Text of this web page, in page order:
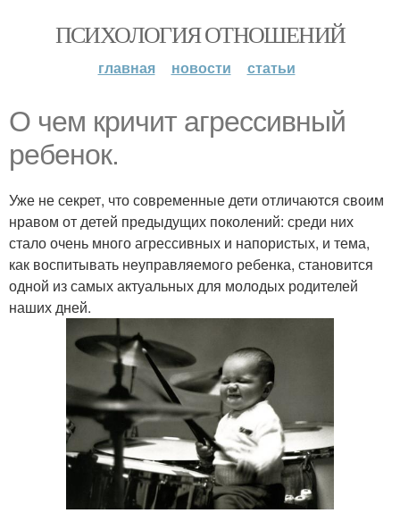
ПСИХОЛОГИЯ ОТНОШЕНИЙ
главная новости статьи
О чем кричит агрессивный
ребенок.
Уже не секрет, что современные дети отличаются своим
нравом от детей предыдущих поколений: среди них
стало очень много агрессивных и напористых, и тема,
как воспитывать неуправляемого ребенка, становится
одной из самых актуальных для молодых родителей
наших дней.